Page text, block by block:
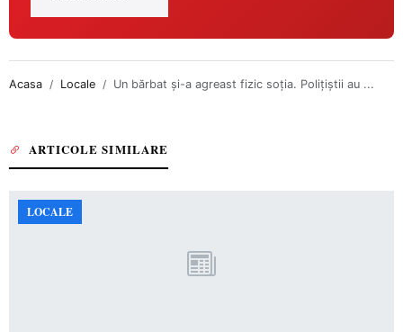
Acasa Locale Un bărbat și-a agreast fizic soția. Polițiștii au ...
ARTICOLE SIMILARE
LOCALE